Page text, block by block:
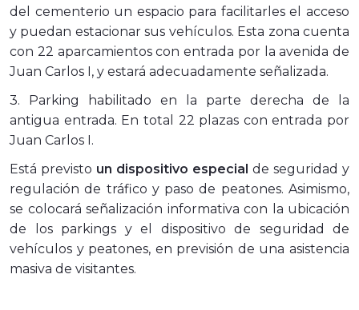
del cementerio un espacio para facilitarles el acceso
y puedan estacionar sus vehículos. Esta zona cuenta
con 22 aparcamientos con entrada por la avenida de
Juan Carlos I, y estará adecuadamente señalizada.
3. Parking habilitado en la parte derecha de la
antigua entrada. En total 22 plazas con entrada por
Juan Carlos I.
Está previsto un dispositivo especial de seguridad y
regulación de tráfico y paso de peatones. Asimismo,
se colocará señalización informativa con la ubicación
de los parkings y el dispositivo de seguridad de
vehículos y peatones, en previsión de una asistencia
masiva de visitantes.